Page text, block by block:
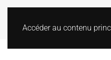
Accéder au contenu